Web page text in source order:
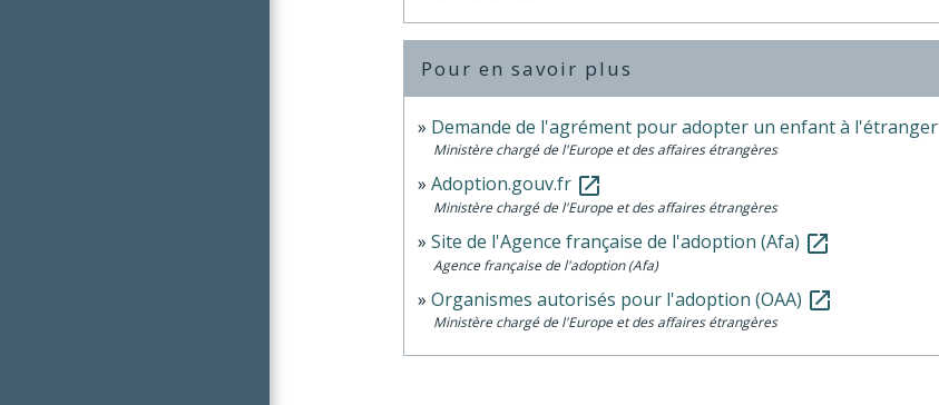
Pour en savoir plus
Demande de l'agrément pour adopter un enfant à l'étranger
Ministère chargé de l'Europe et des affaires étrangères
Adoption.gouv.fr open_in_new
Ministère chargé de l'Europe et des affaires étrangères
Site de l'Agence française de l'adoption (Afa) open_in_new
Agence française de l'adoption (Afa)
Organismes autorisés pour l'adoption (OAA) open_in_new
Ministère chargé de l'Europe et des affaires étrangères